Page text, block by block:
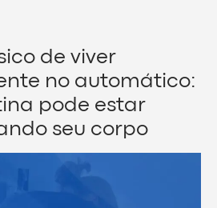
de viver
no automático:
pode estar
seu corpo